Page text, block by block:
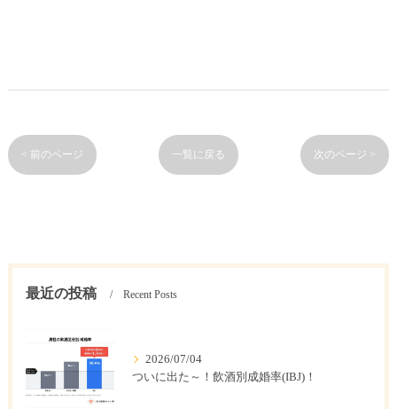
< 前のページ 一覧に戻る 次のページ >
最近の投稿 Recent Posts
2026/07/04
ついに出た～！飲酒別成婚率(IBJ)！